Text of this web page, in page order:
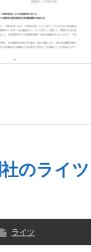
のライ
ライツ